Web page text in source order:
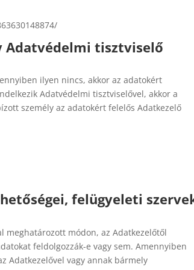
Adatvédelmi tisztviselő
ilyen nincs, akkor az adatokért
Adatvédelmi tisztviselővel, akkor a
személy az adatokért felelős Adatkezelő
felügyeleti
módon, az Adatkezelőtől
feldolgozzák-e vagy sem. Amennyiben
Adatkezelővel vagy annak bármely